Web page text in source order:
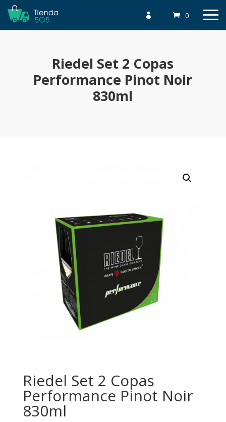
 0
Riedel Set 2 Copas
Performance Pinot Noir
830ml
Riedel Set 2 Copas
Performance Pinot Noir
830ml